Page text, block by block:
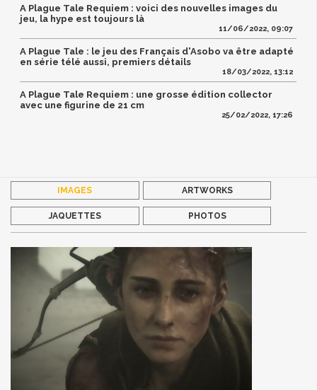
A Plague Tale Requiem : voici des nouvelles images du
jeu, la hype est toujours là
11/06/2022, 09:07
A Plague Tale : le jeu des Français d'Asobo va être adapté
en série télé aussi, premiers détails
18/03/2022, 13:12
A Plague Tale Requiem : une grosse édition collector
avec une figurine de 21 cm
25/02/2022, 17:26
IMAGES ARTWORKS
JAQUETTES PHOTOS